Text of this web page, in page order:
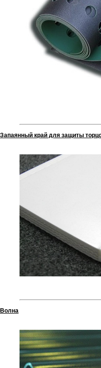
Запаянный край для защиты
Волна